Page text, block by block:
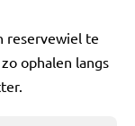
reservewiel te
ophalen langs